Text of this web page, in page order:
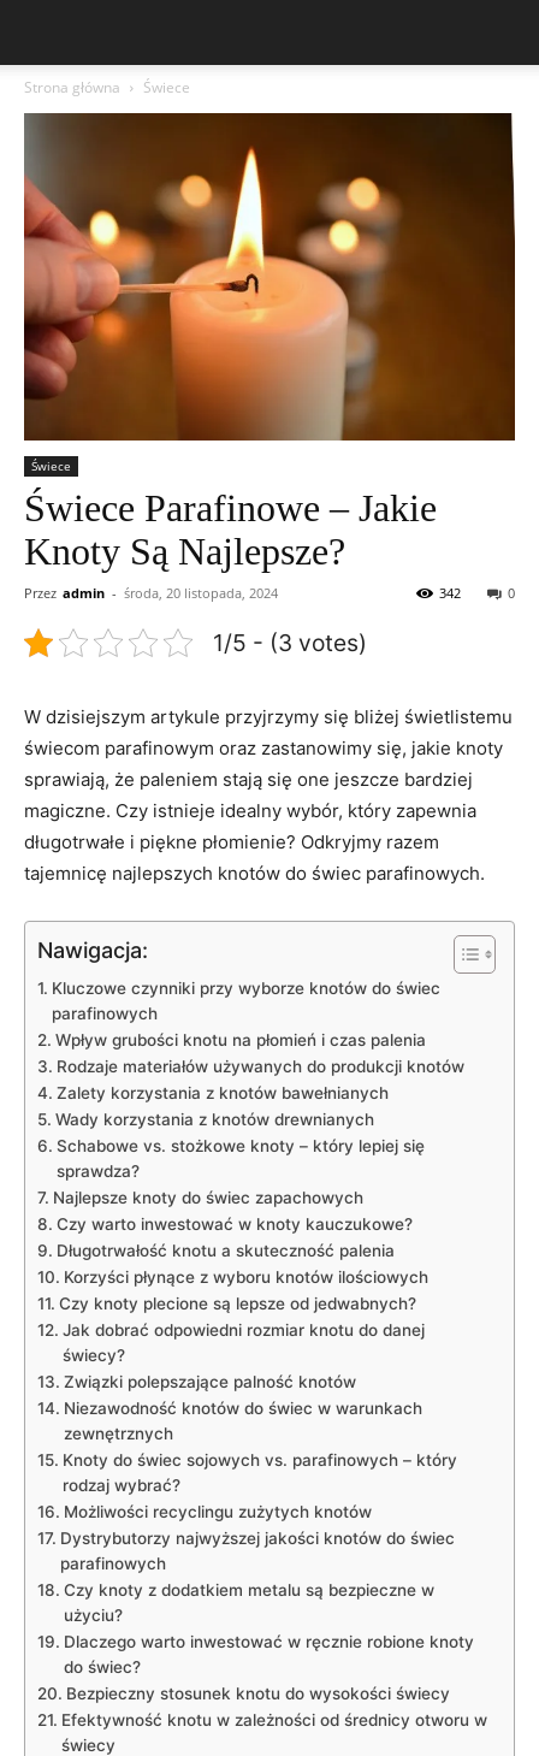
Strona główna Świece
Świece
Świece Parafinowe – Jakie
Knoty Są Najlepsze?
Przez admin - środa, 20 listopada, 2024 0
342
1/5 - (3 votes)
W dzisiejszym artykule ‌przyjrzymy się⁣ bliżej świetlistemu
świecom parafinowym oraz zastanowimy się, ⁢jakie knoty
sprawiają, że ​paleniem stają się ⁣one jeszcze bardziej
magiczne. ⁣Czy istnieje​ idealny wybór, który zapewnia
długotrwałe i piękne płomienie? Odkryjmy ⁤razem⁣
tajemnicę najlepszych ⁣knotów do⁢ świec ​parafinowych.
Nawigacja:
Kluczowe czynniki przy wyborze ‍knotów do ⁤świec
parafinowych
Wpływ grubości knotu⁤ na płomień ‍i czas palenia
Rodzaje materiałów⁤ używanych ‍do ‍produkcji knotów
Zalety korzystania z knotów⁣ bawełnianych
Wady korzystania z‍ knotów drewnianych
Schabowe vs. stożkowe​ knoty – który lepiej się
sprawdza?
Najlepsze knoty do świec⁢ zapachowych
Czy warto inwestować ​w⁤ knoty kauczukowe?
Długotrwałość ​knotu a skuteczność palenia
Korzyści płynące z wyboru knotów ilościowych
Czy⁣ knoty​ plecione są‌ lepsze od jedwabnych?
Jak⁤ dobrać odpowiedni rozmiar⁢ knotu do danej
świecy?
Związki ⁢polepszające⁢ palność knotów
Niezawodność‍ knotów do świec⁢ w⁢ warunkach
zewnętrznych
Knoty‍ do świec sojowych ⁤vs. parafinowych – ‍który
rodzaj wybrać?
Możliwości recyclingu zużytych knotów
Dystrybutorzy najwyższej jakości ‍knotów do świec
parafinowych
Czy‍ knoty z dodatkiem metalu są bezpieczne w
⁢użyciu?
Dlaczego⁤ warto inwestować w ręcznie robione knoty
do świec?
Bezpieczny stosunek knotu ⁣do wysokości świecy
Efektywność ‍knotu w‍ zależności od ⁣średnicy otworu ⁢w
⁤świecy